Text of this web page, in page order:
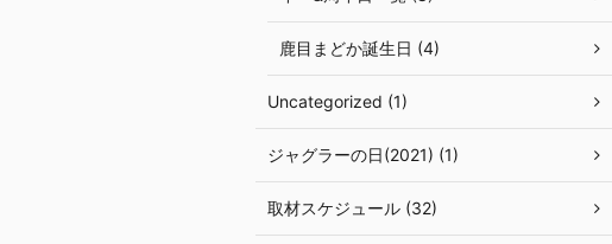
鹿目まどか誕生日 (4)
Uncategorized (1)
ジャグラーの日(2021) (1)
取材スケジュール (32)